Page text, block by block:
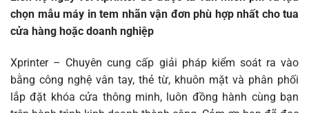
chọn mẫu máy in tem nhãn vận đơn phù hợp nhất cho tua
cửa hàng hoặc doanh nghiệp
Xprinter – Chuyên cung cấp giải pháp kiểm soát ra vào
bằng công nghệ vân tay, thẻ từ, khuôn mặt và phân phối
lắp đặt khóa cửa thông minh, luôn đồng hành cùng bạn